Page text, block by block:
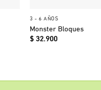
3 - 6 AÑOS
Monster Bloques
$32.900